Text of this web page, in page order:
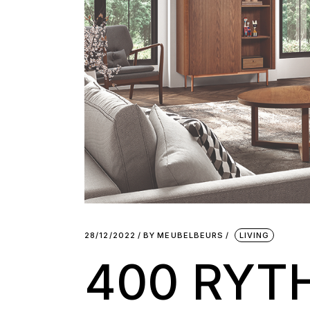
28/12/2022 BY MEUBELBEURS LIVING
400